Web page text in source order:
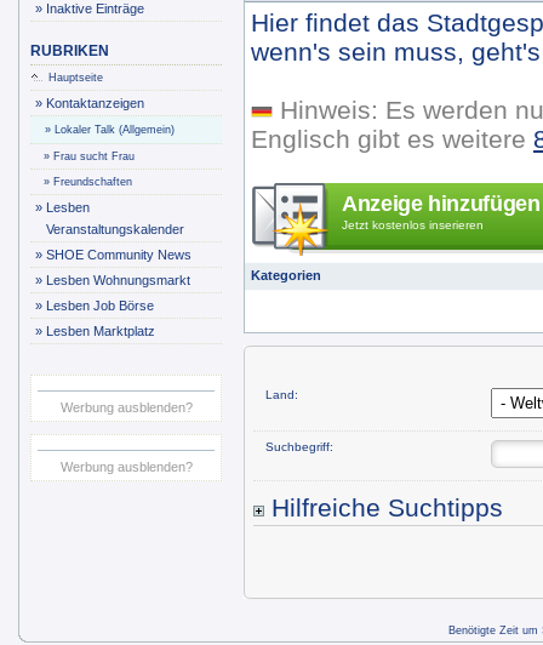
» Inaktive Einträge
RUBRIKEN
Hauptseite
» Kontaktanzeigen
» Lokaler Talk (Allgemein)
» Frau sucht Frau
» Freundschaften
» Lesben
Veranstaltungskalender
» SHOE Community News
» Lesben Wohnungsmarkt
» Lesben Job Börse
» Lesben Marktplatz
Werbung ausblenden?
Werbung ausblenden?
Hier findet das
wenn's sein muss,
Hinweis: Es werden
Englisch gibt es weitere
Anzeige hinzufügen
Jetzt kostenlos inserieren
Kategorien
Land:
Suchbegriff:
Hilfreiche Suchtipps
Benötigte Zeit um